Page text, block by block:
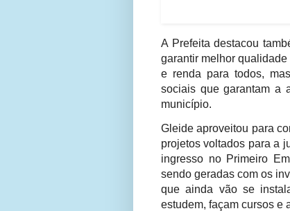
A Prefeita destacou
garantir melhor
e renda para todos,
sociais que garantam a
município.
Gleide aproveitou para
projetos voltados para a
ingresso no Primeiro
sendo geradas com os
que ainda vão se
estudem, façam cursos e